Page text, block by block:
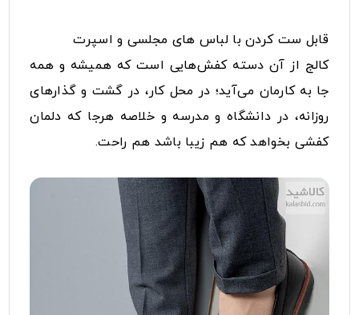
قابل ست کردن با لباس های مجلسی و اسپرت
کالج از آن دسته کفش‌هایی است که همیشه و همه
جا به کار‌مان می‌آید؛ در محل کار، در گشت‌ و گذارهای
روزانه، در دانشگاه و مدرسه و خلاصه هرجا که دلمان
کفشی بخواهد که هم زیبا باشد هم راحت.